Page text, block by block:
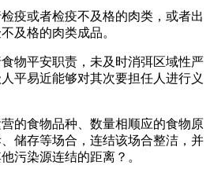
或者检疫不及格的肉类，或者出
及格的肉类成品。
平安职责，未及时消弭区域性严
平易近能够对其次要担任人进行义
食物品种、数量相顺应的食物原
储存等场合，连结该场合整洁，并
污染源连结的距离？。